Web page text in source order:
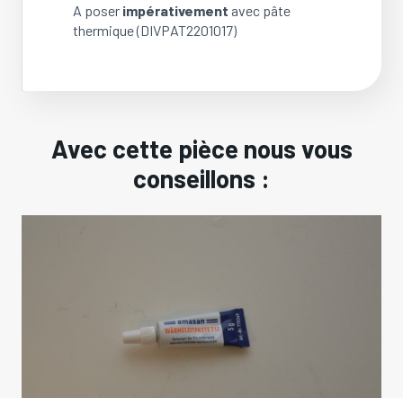
A poser impérativement avec pâte
thermique (DIVPAT2201017)
Avec cette pièce nous vous
conseillons :